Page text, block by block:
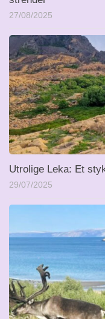
27/08/2025
Utrolige Leka: Et
29/07/2025